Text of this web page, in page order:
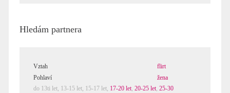
Hledám partnera
Vztah
flirt
Pohlaví
žena
do 13ti let, 13-15 let, 15-17 let, 17-20 let, 20-25 let, 25-30